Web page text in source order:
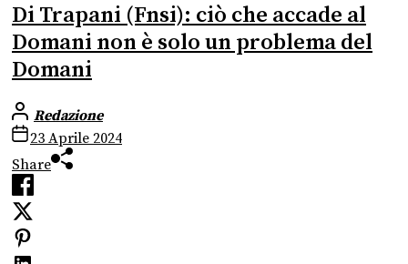
Di Trapani (Fnsi): ciò che accade al
Domani non è solo un problema del
Domani
Redazione
23 Aprile 2024
Share